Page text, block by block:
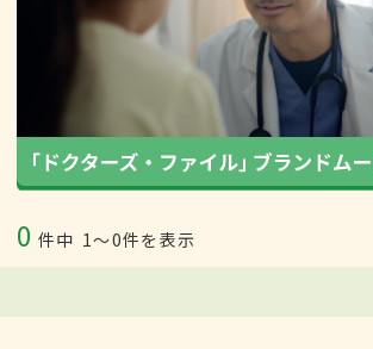
0 件中 1〜0件を表示